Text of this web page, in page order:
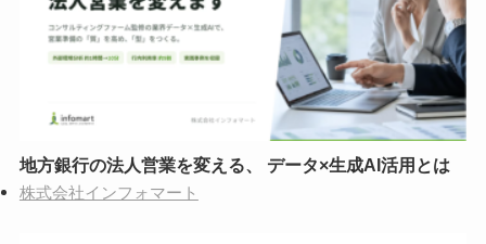
地方銀行の法人営業を変える、 データ×生成AI活用とは
株式会社インフォマート